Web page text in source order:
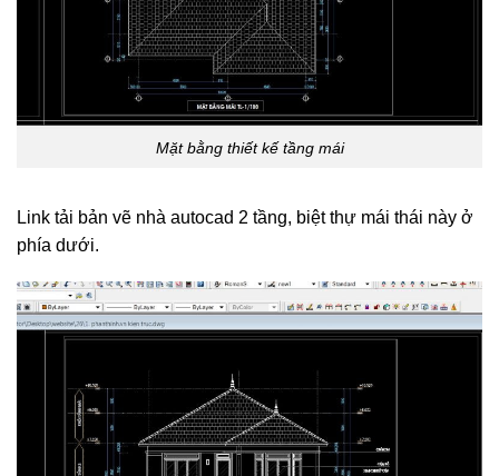
Mặt bằng thiết kế tầng mái
Link tải bản vẽ nhà autocad 2 tầng, biệt thự mái thái này ở
phía dưới.